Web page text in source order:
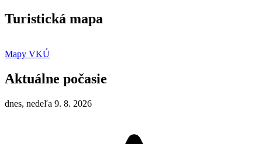
Turistická mapa
Mapy VKÚ
Aktuálne počasie
dnes, nedeľa 9. 8. 2026